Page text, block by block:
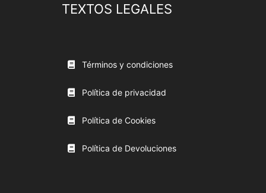
TEXTOS LEGALES
Términos y condiciones
Política de privacidad
Política de Cookies
Política de Devoluciones